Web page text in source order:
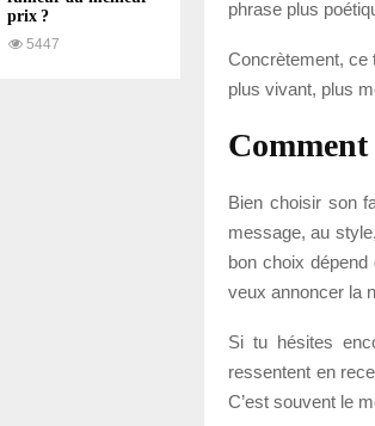
phrase plus
Concrètement, ce
plus vivant, plus
Bien choisir son
message, au
bon choix
veux annoncer la
Si tu hésites
ressentent en
C’est souvent le
prix ?
5447